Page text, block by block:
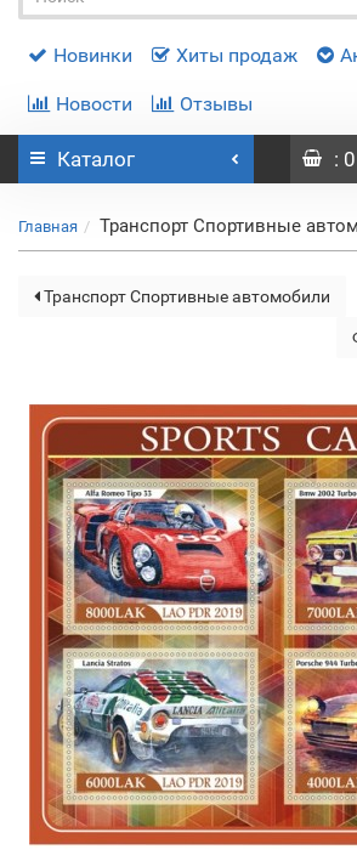
Новинки Хиты продаж
Новости Отзывы
Каталог : 0
Главная Транспорт Спортивные
Транспорт Спортивные автомобили